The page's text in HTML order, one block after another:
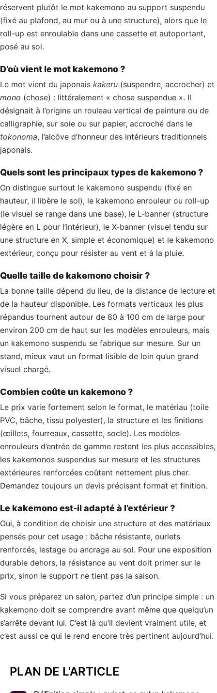
réservent plutôt le mot kakemono au support suspendu
(fixé au plafond, au mur ou à une structure), alors que le
roll-up est enroulable dans une cassette et autoportant,
posé au sol.
D’où vient le mot kakemono ?
Le mot vient du japonais kakeru (suspendre, accrocher) et
mono (chose) : littéralement « chose suspendue ». Il
désignait à l’origine un rouleau vertical de peinture ou de
calligraphie, sur soie ou sur papier, accroché dans le
tokonoma, l’alcôve d’honneur des intérieurs traditionnels
japonais.
Quels sont les principaux types de kakemono ?
On distingue surtout le kakemono suspendu (fixé en
hauteur, il libère le sol), le kakemono enrouleur ou roll-up
(le visuel se range dans une base), le L-banner (structure
légère en L pour l’intérieur), le X-banner (visuel tendu sur
une structure en X, simple et économique) et le kakemono
extérieur, conçu pour résister au vent et à la pluie.
Quelle taille de kakemono choisir ?
La bonne taille dépend du lieu, de la distance de lecture et
de la hauteur disponible. Les formats verticaux les plus
répandus tournent autour de 80 à 100 cm de large pour
environ 200 cm de haut sur les modèles enrouleurs, mais
un kakemono suspendu se fabrique sur mesure. Sur un
stand, mieux vaut un format lisible de loin qu’un grand
visuel chargé.
Combien coûte un kakemono ?
Le prix varie fortement selon le format, le matériau (toile
PVC, bâche, tissu polyester), la structure et les finitions
(œillets, fourreaux, cassette, socle). Les modèles
enrouleurs d’entrée de gamme restent les plus accessibles,
les kakemonos suspendus sur mesure et les structures
extérieures renforcées coûtent nettement plus cher.
Demandez toujours un devis précisant format et finition.
Le kakemono est-il adapté à l’extérieur ?
Oui, à condition de choisir une structure et des matériaux
pensés pour cet usage : bâche résistante, ourlets
renforcés, lestage ou ancrage au sol. Pour une exposition
durable dehors, la résistance au vent doit primer sur le
prix, sinon le support ne tient pas la saison.
Si vous préparez un salon, partez d’un principe simple : un
kakemono doit se comprendre avant même que quelqu’un
s’arrête devant lui. C’est là qu’il devient vraiment utile, et
c’est aussi ce qui le rend encore très pertinent aujourd’hui.
PLAN DE L'ARTICLE